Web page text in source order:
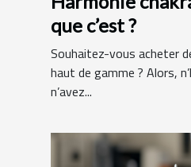
que c’est ?
Souhaitez-vous acheter
haut de gamme ? Alors,
n’avez...